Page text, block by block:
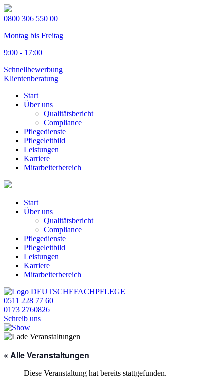
0800 306 550 00
Montag bis Freitag
9:00 - 17:00
Schnellbewerbung
Klientenberatung
Start
Über uns
Qualitätsbericht
Compliance
Pflegedienste
Pflegeleitbild
Leistungen
Karriere
Mitarbeiterbereich
Start
Über uns
Qualitätsbericht
Compliance
Pflegedienste
Pflegeleitbild
Leistungen
Karriere
Mitarbeiterbereich
0511 228 77 60
0173 2760826
Schreib uns
« Alle Veranstaltungen
Diese Veranstaltung hat bereits stattgefunden.